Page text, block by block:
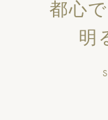
都心
明